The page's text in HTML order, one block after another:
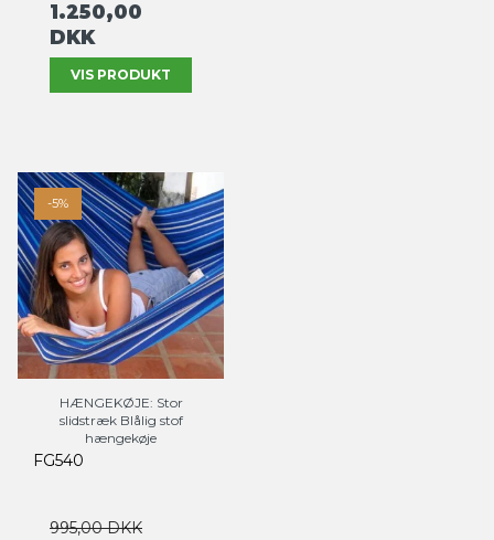
1.250,00
DKK
VIS PRODUKT
-5%
HÆNGEKØJE: Stor
slidstræk Blålig stof
hængekøje
FG540
995,00 DKK